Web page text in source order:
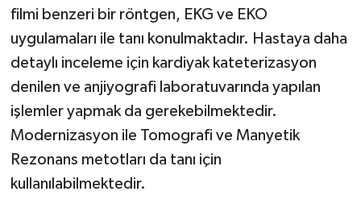
filmi benzeri bir röntgen, EKG ve EKO
uygulamaları ile tanı konulmaktadır. Hastaya daha
detaylı inceleme için kardiyak kateterizasyon
denilen ve anjiyografi laboratuvarında yapılan
işlemler yapmak da gerekebilmektedir.
Modernizasyon ile Tomografi ve Manyetik
Rezonans metotları da tanı için
kullanılabilmektedir.